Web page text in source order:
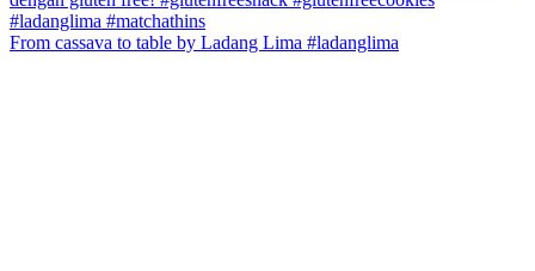
From cassava to table by Ladang Lima #ladanglima